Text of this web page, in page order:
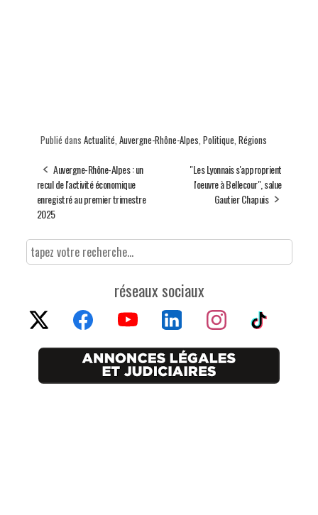
Publié dans Actualité, Auvergne-Rhône-Alpes, Politique, Régions
Auvergne-Rhône-Alpes : un
recul de l'activité économique
enregistré au premier trimestre
2025
"Les Lyonnais s'approprient
l'oeuvre à Bellecour", salue
Gautier Chapuis
réseaux sociaux